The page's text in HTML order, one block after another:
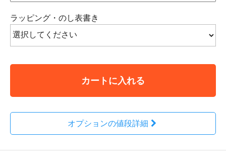
ラッピング・のし表書き
カートに入れる
オプションの値段詳細